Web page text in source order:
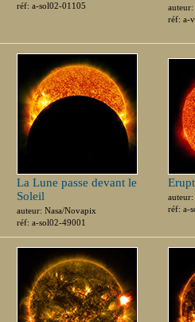
réf: a-sol02-01105
réf: a-
La Lune passe devant le
Soleil
auteur: Nasa/Novapix
réf: a-sol02-49001
réf: a-